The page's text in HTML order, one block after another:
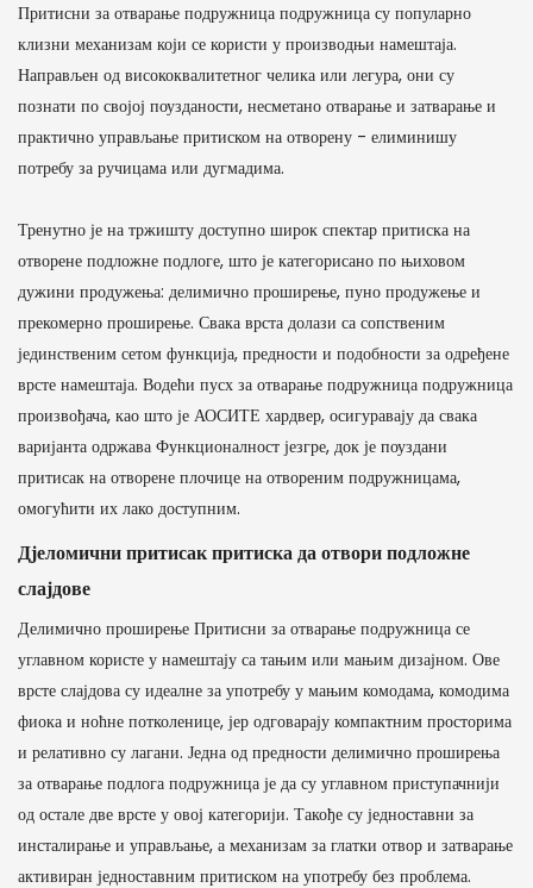
Притисни за отварање подружница подружница су популарно
клизни механизам који се користи у производњи намештаја.
Направљен од висококвалитетног челика или легура, они су
познати по својој поузданости, несметано отварање и затварање и
практично управљање притиском на отворену - елиминишу
потребу за ручицама или дугмадима.
Тренутно је на тржишту доступно широк спектар притиска на
отворене подложне подлоге, што је категорисано по њиховом
дужини продужења: делимично проширење, пуно продужење и
прекомерно проширење. Свака врста долази са сопственим
јединственим сетом функција, предности и подобности за одређене
врсте намештаја. Водећи пусх за отварање подружница подружница
произвођача, као што је АОСИТЕ хардвер, осигуравају да свака
варијанта одржава Функционалност језгре, док је поуздани
притисак на отворене плочице на отвореним подружницама,
омогућити их лако доступним.
Дјеломични притисак притиска да отвори подложне
слајдове
Делимично проширење Притисни за отварање подружница се
углавном користе у намештају са тањим или мањим дизајном. Ове
врсте слајдова су идеалне за употребу у мањим комодама, комодима
фиока и ноћне потколенице, јер одговарају компактним просторима
и релативно су лагани. Једна од предности делимично проширења
за отварање подлога подружница је да су углавном приступачнији
од остале две врсте у овој категорији. Такође су једноставни за
инсталирање и управљање, а механизам за глатки отвор и затварање
активиран једноставним притиском на употребу без проблема.